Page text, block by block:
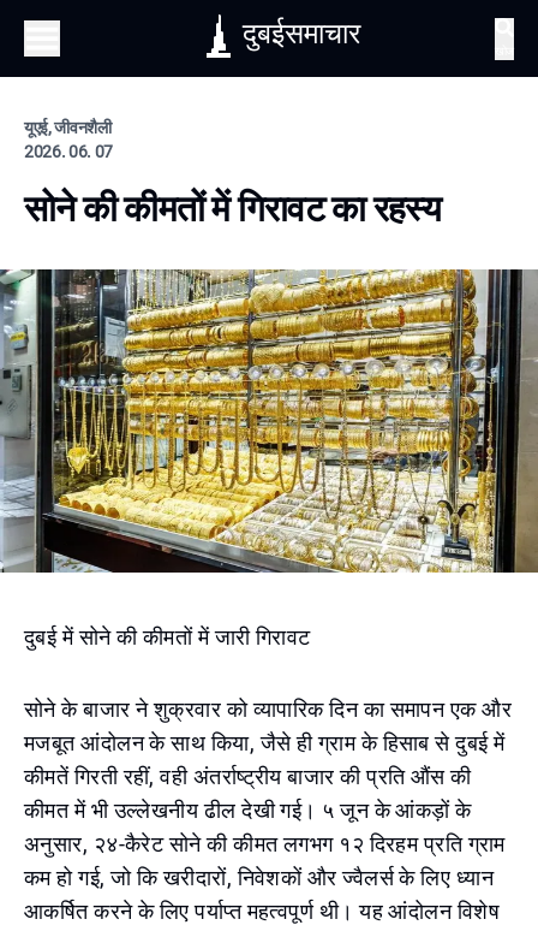
दुबईसमाचार
यूएई, जीवनशैली
2026. 06. 07
सोने की कीमतों में गिरावट का रहस्य
दुबई में सोने की कीमतों में जारी गिरावट
सोने के बाजार ने शुक्रवार को व्यापारिक दिन का समापन एक और
मजबूत आंदोलन के साथ किया, जैसे ही ग्राम के हिसाब से दुबई में
कीमतें गिरती रहीं, वही अंतर्राष्ट्रीय बाजार की प्रति औंस की
कीमत में भी उल्लेखनीय ढील देखी गई। ५ जून के आंकड़ों के
अनुसार, २४-कैरेट सोने की कीमत लगभग १२ दिरहम प्रति ग्राम
कम हो गई, जो कि खरीदारों, निवेशकों और ज्वैलर्स के लिए ध्यान
आकर्षित करने के लिए पर्याप्त महत्वपूर्ण थी। यह आंदोलन विशेष